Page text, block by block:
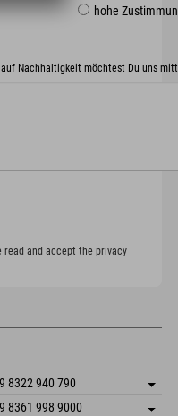
hohe
Nachhaltigkeit möchtest Du uns
read and accept the privacy
8322 940 790
save address
8361 998 9000